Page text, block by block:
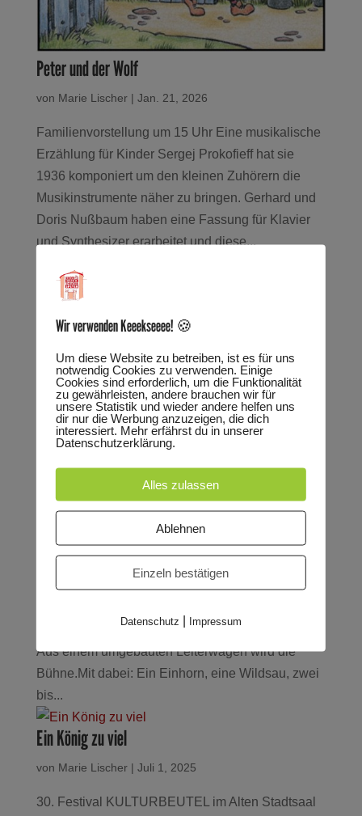
Peter und der Wolf
von Marie Lischer| Jan. 21, 2026
Familienvorstellung um 15 Uhr Eine musikalische
Erzählung für Kinder Sergej Prokofieff hat sie
1936 komponiert um den kleinen Zuhörern die
Musikinstrumente näher zu bringen. Gerhard und
Doris Nußbaum haben eine Fassung für Klavier
und Synthesizer erarbeitet und diese...
Die drei Wünsche
Geschenke verteilt, alle Wünsche erfüllt. Geschafft
ist auch der Weihnachtsmann nach seiner
anstrengenden Tour. Eine warme Mahlzeit, ein
Bett zum Schlafen täten ihm gut. Doch der reiche
Das tapfere Schneiderlein
Dez. 16, 2025
Gebrüder Grimm ab 4 Jahren Ein
über Angeber, Angsthäschen und Schlitzohren.
Aus einem umgebauten Leiterwagen wird die
Bühne.Mit dabei: Ein Einhorn, eine Wildsau, zwei
bis...
Ein König zu viel
von Marie Lischer| Juli 1, 2025
30. Festival KULTURBEUTEL im Alten Stadtsaal
Wir verwenden Keeekseeee! 🍪
Um diese Website zu betreiben, ist es für uns
notwendig Cookies zu verwenden. Einige
Cookies sind erforderlich, um die Funktionalität
zu gewährleisten, andere brauchen wir für
unsere Statistik und wieder andere helfen uns
dir nur die Werbung anzuzeigen, die dich
interessiert. Mehr erfährst du in unserer
Datenschutzerklärung.
Alles zulassen
Ablehnen
Einzeln bestätigen
Datenschutz | Impressum